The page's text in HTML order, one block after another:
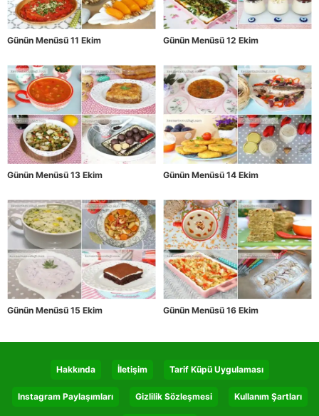
Günün Menüsü 11 Ekim Günün Menüsü 12 Ekim
Günün Menüsü 13 Ekim Günün Menüsü 14 Ekim
Günün Menüsü 15 Ekim Günün Menüsü 16 Ekim
Hakkında İletişim Tarif Küpü Uygulaması
Instagram Paylaşımları Gizlilik Sözleşmesi Kullanım Şartları